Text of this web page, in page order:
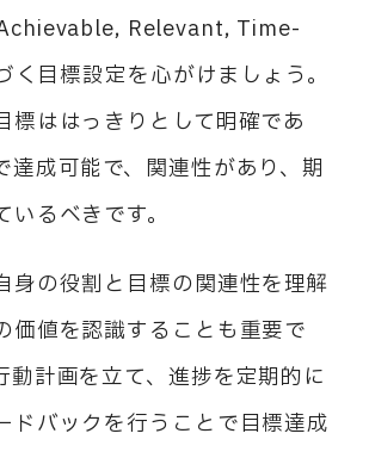
Relevant, Time-
目標設定を心がけましょう。
標ははっきりとして明確であ
達成可能で、関連性があり、期
るべきです。
身の役割と目標の関連性を理解
価値を認識することも重要で
動計画を立て、進捗を定期的に
ドバックを行うことで目標達成